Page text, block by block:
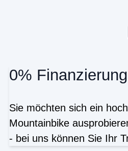
0%
Sie möchten sich ein
Mountainbike
- bei uns können Sie Ihr